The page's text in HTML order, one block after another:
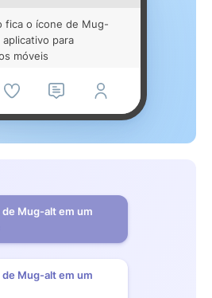
fica o ícone de Mug-
para
móveis
Mug-alt em um
Mug-alt em um